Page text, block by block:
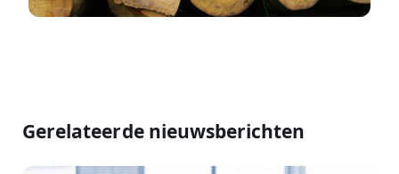
Gerelateerde nieuwsberichten